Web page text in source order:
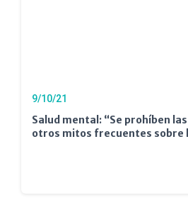
9/10/21
Salud mental: “Se prohíben
otros mitos frecuentes sobre